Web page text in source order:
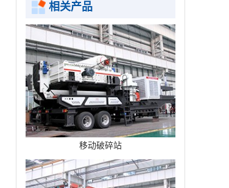
相关产品
移动破碎站